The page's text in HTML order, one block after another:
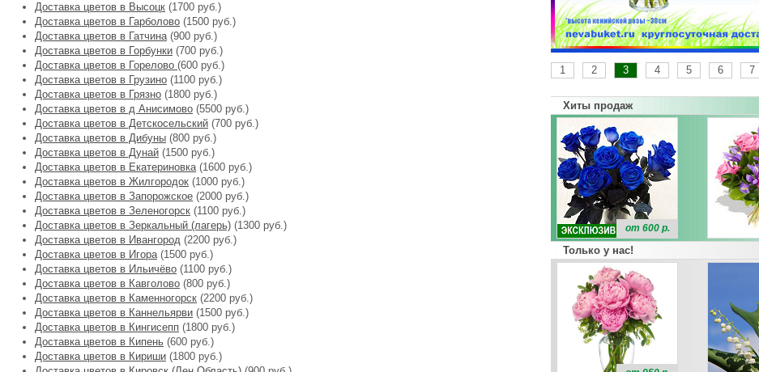
Доставка цветов в Высоцк (1700 руб.)
Доставка цветов в Гарболово (1500 руб.)
Доставка цветов в Гатчина(900 руб.)
Доставка цветов в Горбунки (700 руб.)
Доставка цветов в Горелово (600 руб.)
Доставка цветов в Грузино (1100 руб.)
Доставка цветов в Грязно (1800 руб.)
Доставка цветов в д Анисимово (5500 руб.)
Доставка цветов в Детскосельский (700 руб.)
Доставка цветов в Дибуны (800 руб.)
Доставка цветов в Дунай (1500 руб.)
Доставка цветов в Екатериновка(1600 руб.)
Доставка цветов в Жилгородок (1000 руб.)
Доставка цветов в Запорожское (2000 руб.)
Доставка цветов в Зеленогорск (1100 руб.)
Доставка цветов в Зеркальный (лагерь) (1300 руб.)
Доставка цветов в Ивангород (2200 руб.)
Доставка цветов в Игора(1500 руб.)
Доставка цветов в Ильичёво (1100 руб.)
Доставка цветов в Кавголово (800 руб.)
Доставка цветов в Каменногорск (2200 руб.)
Доставка цветов в Каннельярви (1500 руб.)
Доставка цветов в Кингисепп (1800 руб.)
Доставка цветов в Кипень (600 руб.)
Доставка цветов в Кириши (1800 руб.)
1 2 3 4 5 6 7
Хиты продаж
от 600 р.
Только у нас!